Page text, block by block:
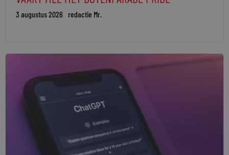
3 augustus 2026 redactie Mr.